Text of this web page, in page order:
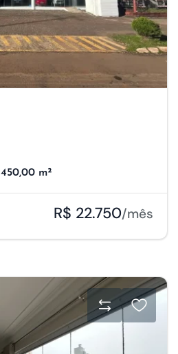
450,00 m²
R$ 22.750/mês